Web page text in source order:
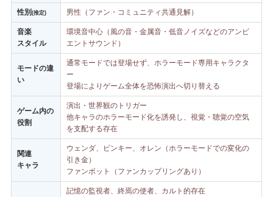
性別 (推定) 男性（ファン・コミュニティ共通見解）
音楽
スタイル
環境音中心（風の音・金属音・低音ノイズなどのアンビ
エントサウンド）
モードの違
い
通常モードでは登場せず、ホラーモード専用キャラクタ
ー
登場によりゲーム全体を恐怖演出へ切り替える
ゲーム内の
役割
演出・世界観のトリガー
他キャラのホラーモード化を誘発し、視覚・聴覚の空気
を支配する存在
関連
キャラ
ウェンダ、ピンキー、オレン（ホラーモードでの変化の
引き金）
ファンボット（ファンカップリングあり）
記憶の監視者、終焉の使者、カルト的存在